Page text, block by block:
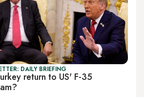
DAILY BRIEFING
return to US' F-35